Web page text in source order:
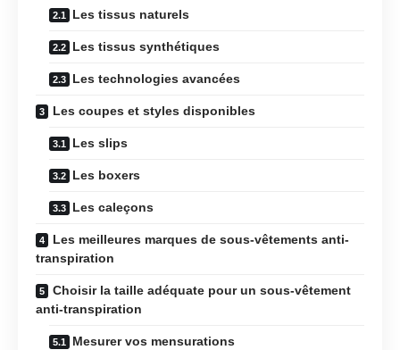
Les tissus naturels
Les tissus synthétiques
Les technologies avancées
Les coupes et styles disponibles
Les slips
Les boxers
Les caleçons
Les meilleures marques de sous-vêtements anti-
transpiration
Choisir la taille adéquate pour un sous-vêtement
anti-transpiration
Mesurer vos mensurations